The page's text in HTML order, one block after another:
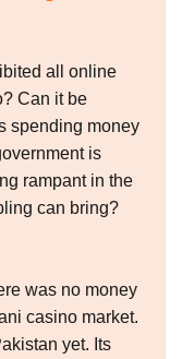
all online
Can it be
spending money
is
rampant in the
can bring?
was no money
casino market.
yet. Its